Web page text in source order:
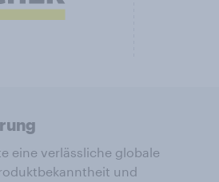
eine verlässliche globale
und